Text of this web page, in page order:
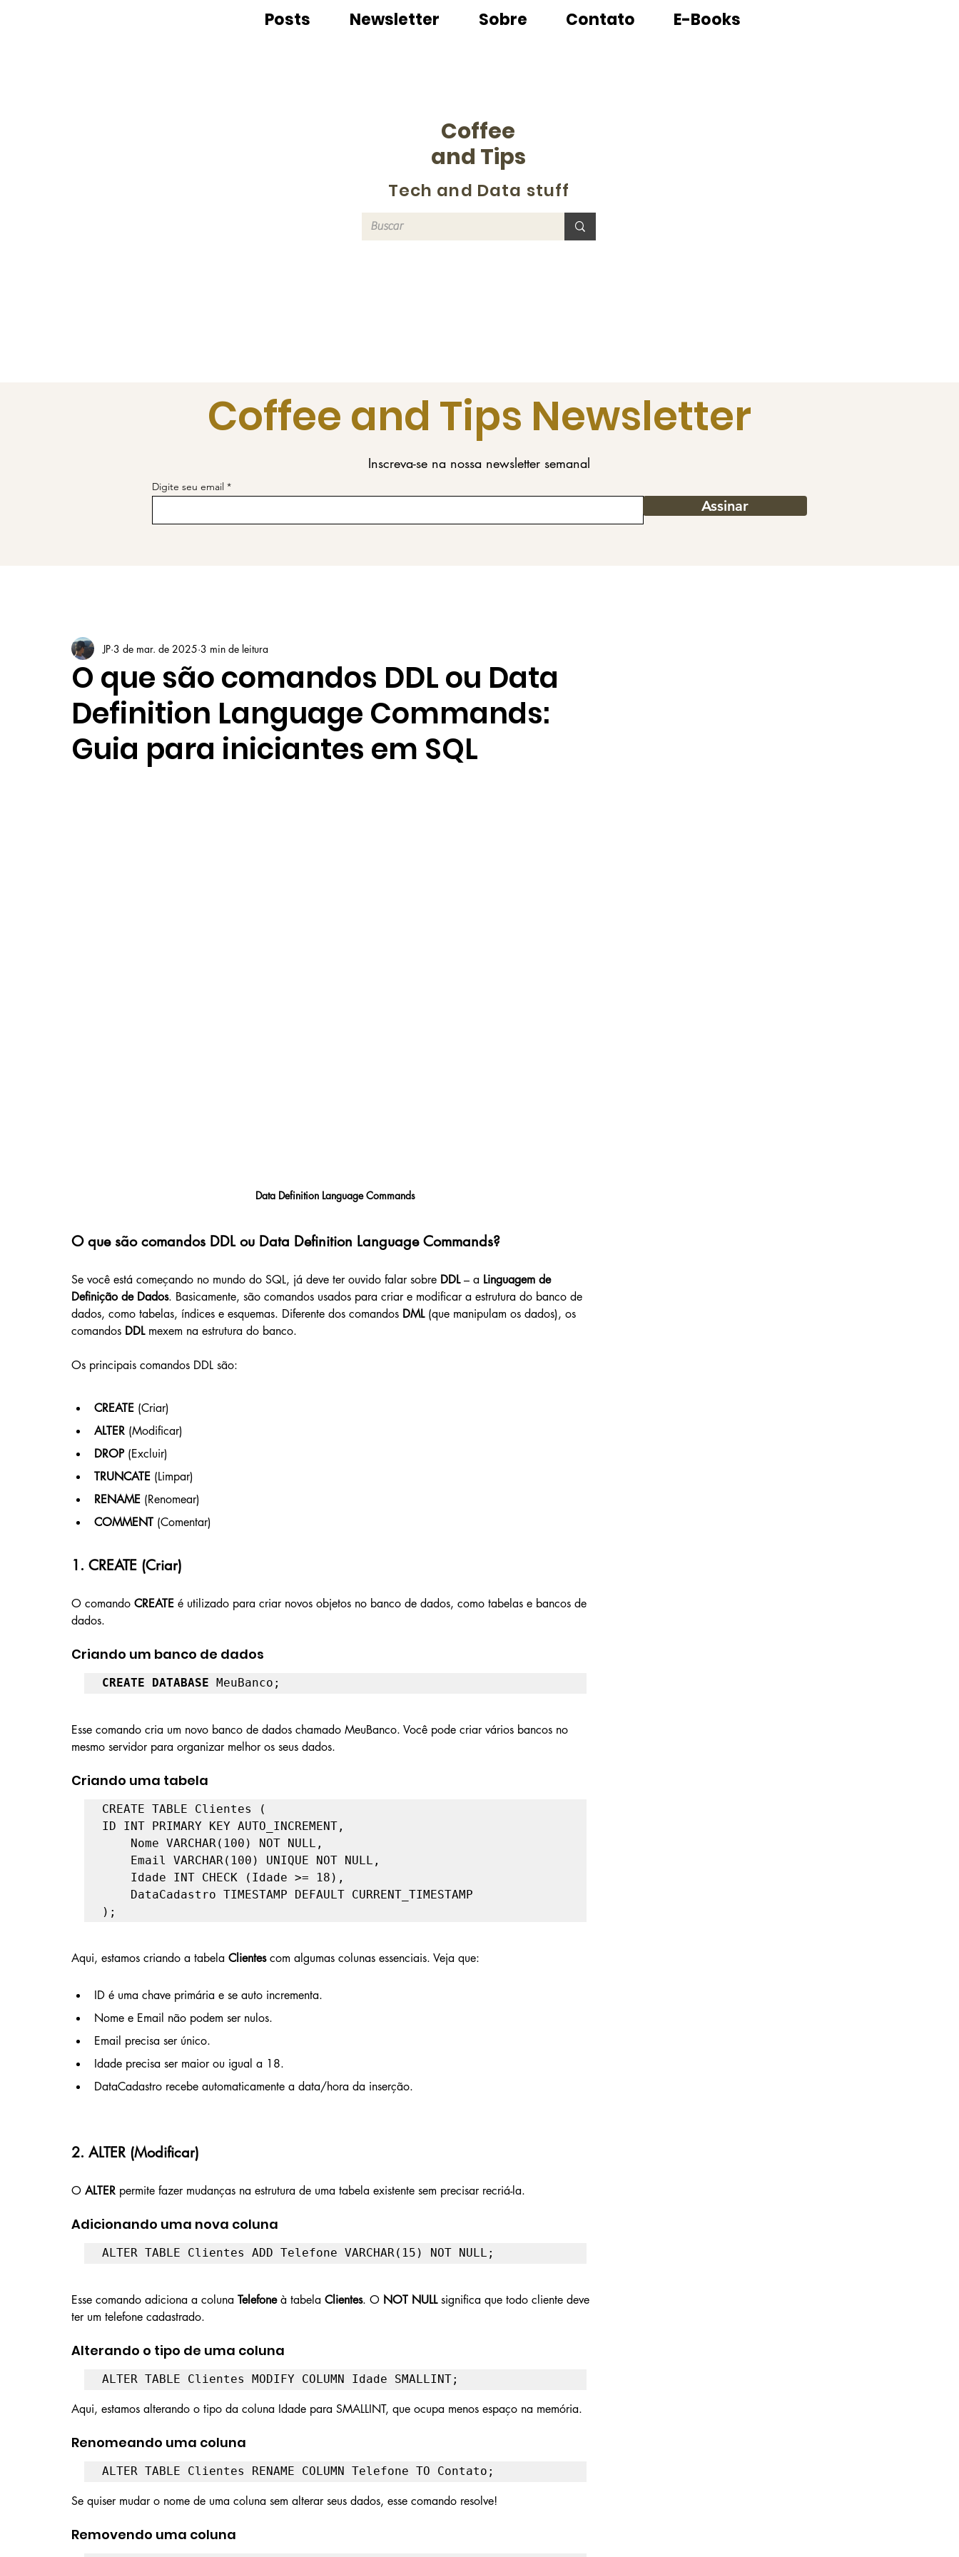
Posts Newsletter Sobre Contato E-Books
Coffee
and Tips
Tech and Data stuff
Coffee and Tips Newsletter
Inscreva-se na nossa newsletter semanal
Digite seu email
Assinar
O que são comandos DDL ou Data
Definition Language Commands:
Guia para iniciantes em SQL
JP 3 de mar. de 2025 3 min de leitura
Data Definition Language Commands
O que são comandos DDL ou Data Definition Language Commands?
Se você está começando no mundo do SQL, já deve ter ouvido falar sobre DDL – a Linguagem de
Definição de Dados. Basicamente, são comandos usados para criar e modificar a estrutura do banco de
dados, como tabelas, índices e esquemas. Diferente dos comandos DML (que manipulam os dados), os
comandos DDL mexem na estrutura do banco.
Os principais comandos DDL são:
CREATE (Criar)
ALTER (Modificar)
DROP (Excluir)
TRUNCATE (Limpar)
RENAME (Renomear)
COMMENT (Comentar)
1. CREATE (Criar)
O comando CREATE é utilizado para criar novos objetos no banco de dados, como tabelas e bancos de
dados.
Criando um banco de dados
CREATE DATABASE MeuBanco;
Esse comando cria um novo banco de dados chamado MeuBanco. Você pode criar vários bancos no
mesmo servidor para organizar melhor os seus dados.
Criando uma tabela
CREATE TABLE Clientes (
ID INT PRIMARY KEY AUTO_INCREMENT,
);
Aqui, estamos criando a tabela Clientes com algumas colunas essenciais. Veja que:
ID é uma chave primária e se auto incrementa.
Nome e Email não podem ser nulos.
Email precisa ser único.
Idade precisa ser maior ou igual a 18.
DataCadastro recebe automaticamente a data/hora da inserção.
2. ALTER (Modificar)
O ALTER permite fazer mudanças na estrutura de uma tabela existente sem precisar recriá-la.
Adicionando uma nova coluna
ALTER TABLE Clientes ADD Telefone VARCHAR(15) NOT NULL;
Esse comando adiciona a coluna Telefone à tabela Clientes. O NOT NULL significa que todo cliente deve
ter um telefone cadastrado.
Alterando o tipo de uma coluna
ALTER TABLE Clientes MODIFY COLUMN Idade SMALLINT;
Aqui, estamos alterando o tipo da coluna Idade para SMALLINT, que ocupa menos espaço na memória.
Renomeando uma coluna
ALTER TABLE Clientes RENAME COLUMN Telefone TO Contato;
Se quiser mudar o nome de uma coluna sem alterar seus dados, esse comando resolve!
Removendo uma coluna